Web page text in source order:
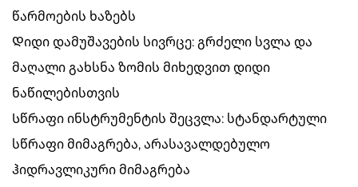
წარმოების ხაზებს
Დიდი დამუშავების სივრცე: გრძელი სვლა და
მაღალი გახსნა ზომის მიხედვით დიდი
ნაწილებისთვის
Სწრაფი ინსტრუმენტის შეცვლა: სტანდარტული
სწრაფი მიმაგრება, არასავალდებულო
ჰიდრავლიკური მიმაგრება